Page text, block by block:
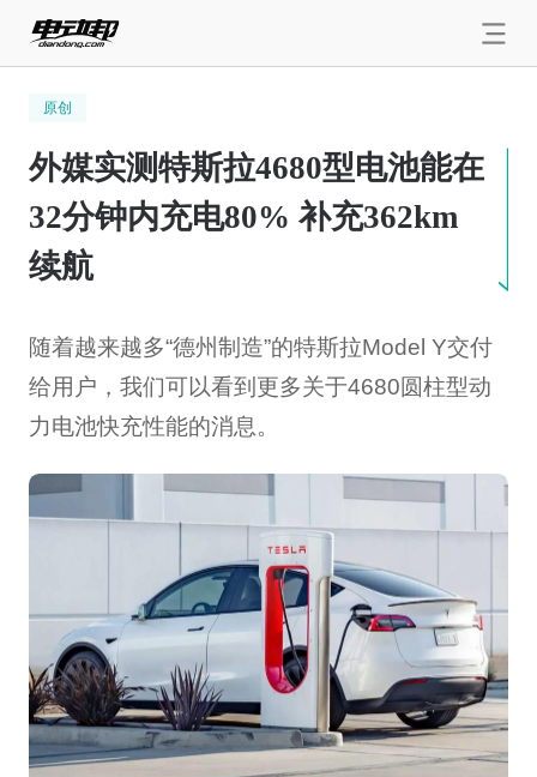
原创
外媒实测特斯拉4680型电池能在
32分钟内充电80% 补充362km
续航
随着越来越多“德州制造”的特斯拉Model Y交付
给用户，我们可以看到更多关于4680圆柱型动
力电池快充性能的消息。